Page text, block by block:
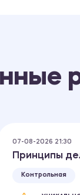
07-08-2026 21:30
Принципы
Контрольная